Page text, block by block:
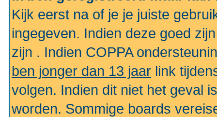
Kijk eerst na of je je juiste
ingegeven. Indien deze goed
zijn . Indien COPPA
ben jonger dan 13 jaar link
volgen. Indien dit niet het geval
worden. Sommige boards